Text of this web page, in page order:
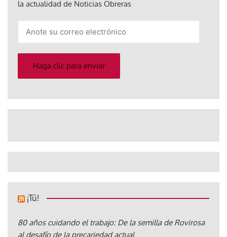
la actualidad de Noticias Obreras
electrónico
Haga clic para enviar
¡Tú!
80 años cuidando el trabajo: De la semilla de Rovirosa
al desafío de la precariedad actual